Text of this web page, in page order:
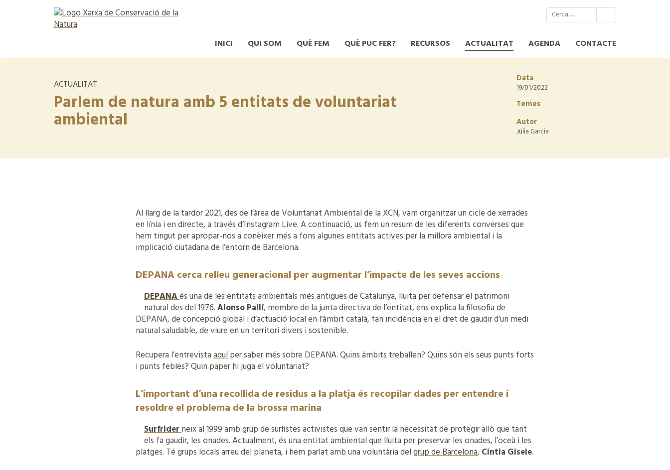
Xarxa per a la Conservació de la Natura
INICI QUI SOM QUÈ FEM QUÈ PUC FER? RECURSOS ACTUALITAT AGENDA CONTACTE
ACTUALITAT
Parlem de natura amb 5 entitats de voluntariat
ambiental
Data
19/01/2022
Temes
Autor
Júlia Garcia
Al llarg de la tardor 2021, des de l’àrea de Voluntariat Ambiental de la XCN, vam organitzar un cicle de xerrades
en línia i en directe, a través d’Instagram Live. A continuació, us fem un resum de les diferents converses que
hem tingut per apropar-nos a conèixer més a fons algunes entitats actives per la millora ambiental i la
implicació ciutadana de l’entorn de Barcelona.
DEPANA cerca relleu generacional per augmentar l’impacte de les seves accions
DEPANAés una de les entitats ambientals més antigues de Catalunya, lluita per defensar el patrimoni
natural des del 1976.Alonso Pallí, membre de la junta directiva de l’entitat, ens explica la filosofia de
DEPANA, de concepció global i d’actuació local en l’àmbit català, fan incidència en el dret de gaudir d’un medi
natural saludable, de viure en un territori divers i sostenible.
Recupera l’entrevistaaquíper saber més sobre DEPANA. Quins àmbits treballen? Quins són els seus punts forts
i punts febles? Quin paper hi juga el voluntariat?
L’important d’una recollida de residus a la platja és recopilar dades per entendre i
resoldre el problema de la brossa marina
Surfriderneix al 1999 amb grup de surfistes activistes que van sentir la necessitat de protegir allò que tant
els fa gaudir, les onades. Actualment, és una entitat ambiental que lluita per preservar les onades, l’oceà i les
platges. Té grups locals arreu del planeta, i hem parlat amb una voluntària delgrup de Barcelona, Cintia Gisele.